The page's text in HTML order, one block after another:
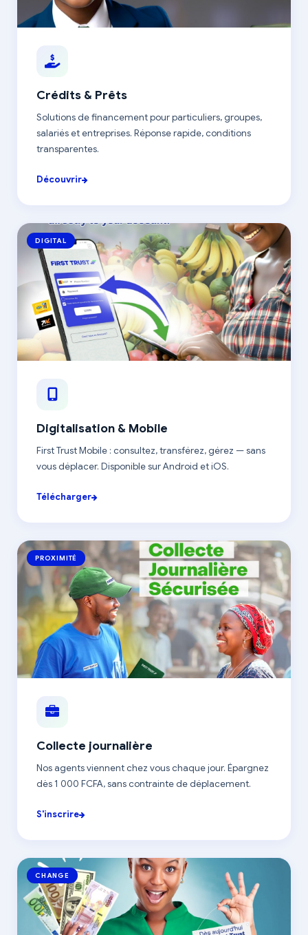
Crédits & Prêts
Solutions de financement pour particuliers, groupes,
salariés et entreprises. Réponse rapide, conditions
transparentes.
Découvrir
DIGITAL
Digitalisation & Mobile
First Trust Mobile : consultez, transférez, gérez — sans
vous déplacer. Disponible sur Android et iOS.
Télécharger
PROXIMITÉ
Collecte journalière
Nos agents viennent chez vous chaque jour. Épargnez
dès 1 000 FCFA, sans contrainte de déplacement.
S'inscrire
CHANGE